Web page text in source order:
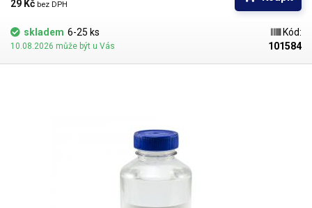
grafické karty, paměťové moduly a další. PASTA JE VODIVÁ. Zamezte
29 Kč bez DPH
skladem 6-25 ks
10.08.2026 může být u Vás
Kód:
101584